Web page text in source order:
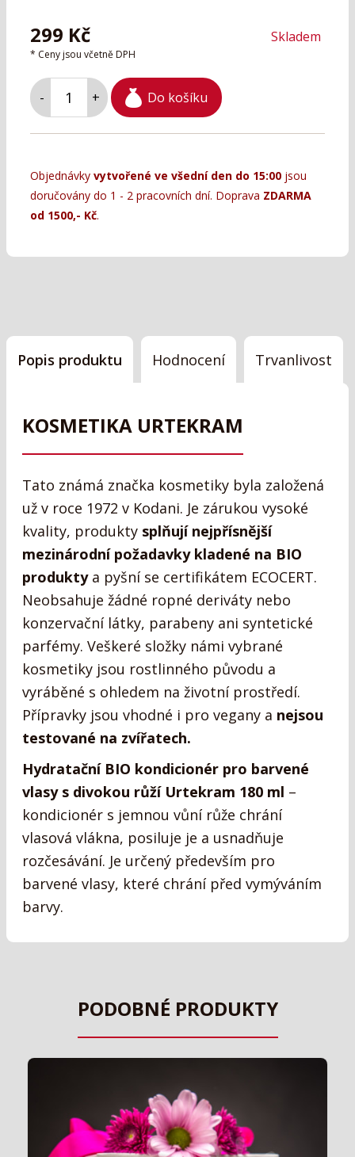
299 Kč
* Ceny jsou včetně DPH
Skladem
- + Do košíku
Objednávky vytvořené ve všední den do 15:00 jsou
doručovány do 1 - 2 pracovních dní. Doprava ZDARMA
od 1500,- Kč.
Popis produktu Hodnocení Trvanlivost
KOSMETIKA URTEKRAM
Tato známá značka kosmetiky byla založená
už v roce 1972 v Kodani. Je zárukou vysoké
kvality, produkty splňují nejpřísnější
mezinárodní požadavky kladené na BIO
produktya pyšní se certifikátem ECOCERT.
Neobsahuje žádné ropné deriváty nebo
konzervační látky, parabeny ani syntetické
parfémy. Veškeré složky námi vybrané
kosmetiky jsou rostlinného původu a
vyráběné s ohledem na životní prostředí.
Přípravky jsou vhodné i pro vegany a nejsou
testované na zvířatech.
Hydratační BIO kondicionér pro barvené
vlasy s divokou růží Urtekram 180 ml –
kondicionér s jemnou vůní růže chrání
vlasová vlákna, posiluje je a usnadňuje
rozčesávání. Je určený především pro
barvené vlasy, které chrání před vymýváním
barvy.
PODOBNÉ PRODUKTY